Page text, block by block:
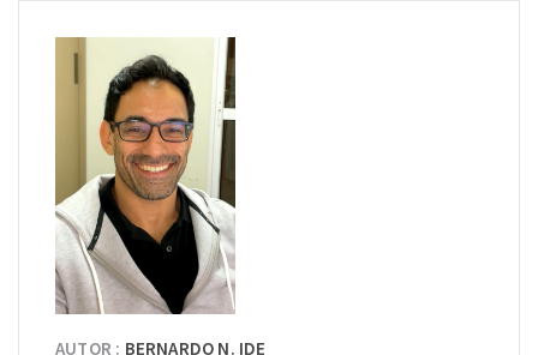
AUTOR : BERNARDO N. IDE